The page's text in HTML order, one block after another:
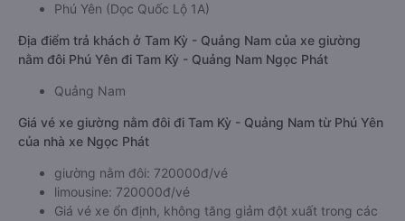
Phú Yên (Dọc Quốc Lộ 1A)
Địa điểm trả khách ở Tam Kỳ - Quảng Nam của xe giường
nằm đôi Phú Yên đi Tam Kỳ - Quảng Nam Ngọc Phát
Quảng Nam
Giá vé xe giường nằm đôi đi Tam Kỳ - Quảng Nam từ Phú Yên
của nhà xe Ngọc Phát
giường nằm đôi: 720000đ/vé
limousine: 720000đ/vé
Giá vé xe ổn định, không tăng giảm đột xuất trong các